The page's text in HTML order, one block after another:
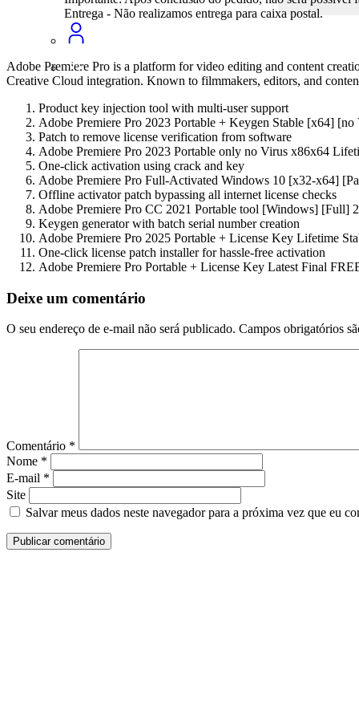
Entrega - Não realizamos entrega para caixa postal.
Adobe Premiere Pro is a platform for video editing and content
Creative Cloud integration. Known to filmmakers, editors, and
Product key injection tool with multi-user support
Adobe Premiere Pro 2023 Portable + Keygen Stable [x64]
Patch to remove license verification from software
Adobe Premiere Pro 2023 Portable only no Virus x86x64
One-click activation using crack and key
Adobe Premiere Pro Full-Activated Windows 10 [x32-x64]
Offline activator patch bypassing all internet license checks
Adobe Premiere Pro CC 2021 Portable tool [Windows] [Full]
Keygen generator with batch serial number creation
Adobe Premiere Pro 2025 Portable + License Key Lifetime
One-click license patch installer for hassle-free activation
Adobe Premiere Pro Portable + License Key Latest Final
Deixe um comentário
O seu endereço de e-mail não será publicado. Campos obrigatórios
Comentário *
Nome *
E-mail *
Site
Salvar meus dados neste navegador para a próxima vez que eu